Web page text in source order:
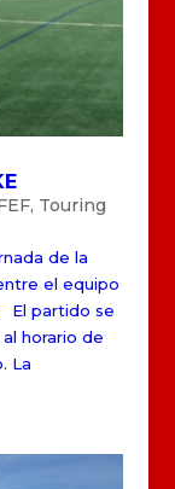
, Touring
de la
el equipo
El partido se
horario de
La